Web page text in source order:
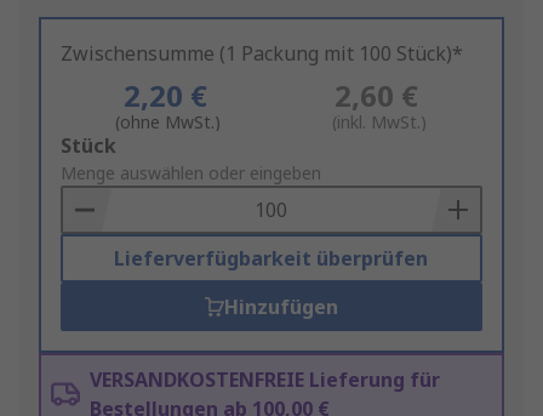
Zwischensumme (1 Packung mit 100 Stück)*
2,20 €
(ohne MwSt.)
2,60 €
(inkl. MwSt.)
Add
to
Basket
Stück
Menge auswählen oder eingeben
Lieferverfügbarkeit überprüfen
Hinzufügen
VERSANDKOSTENFREIE Lieferung für
Bestellungen ab 100,00 €